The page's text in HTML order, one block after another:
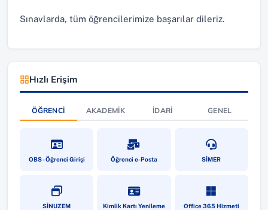
Sınavlarda, tüm öğrencilerimize başarılar dileriz.
Hızlı Erişim
ÖĞRENCI AKADEMIK İDARI GENEL
OBS - Öğrenci Girişi(yeni sekmede açılır)Öğrenci e-Posta(yeni sekmede açılır)SİMER(yeni sekmede
SİNUZEM(yeni sekmede açılır)Kimlik Kartı Yenileme(yeni sekmede açılır)Office 365 Hizmeti
(yeni sekmede